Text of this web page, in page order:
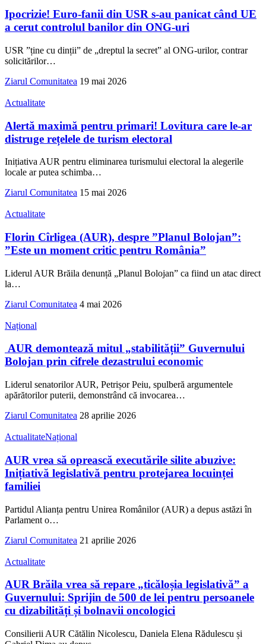
Ipocrizie! Euro-fanii din USR s-au panicat când UE
a cerut controlul banilor din ONG-uri
USR ”ține cu dinții” de „dreptul la secret” al ONG-urilor, contrar
solicitărilor…
Ziarul Comunitatea 19 mai 2026
Actualitate
Alertă maximă pentru primari! Lovitura care le-ar
distruge rețelele de turism electoral
Inițiativa AUR pentru eliminarea turismului electoral la alegerile
locale ar putea schimba…
Ziarul Comunitatea 15 mai 2026
Actualitate
Florin Cîrligea (AUR), despre ”Planul Bolojan”:
”Este un moment critic pentru România”
Liderul AUR Brăila denunță „Planul Bolojan” ca fiind un atac direct
la…
Ziarul Comunitatea 4 mai 2026
Național
AUR demontează mitul „stabilității” Guvernului
Bolojan prin cifrele dezastrului economic
Liderul senatorilor AUR, Petrișor Peiu, spulberă argumentele
apărătorilor puterii, demonstrând că invocarea…
Ziarul Comunitatea 28 aprilie 2026
ActualitateNațional
AUR vrea să oprească executările silite abuzive:
Inițiativă legislativă pentru protejarea locuinței
familiei
Partidul Alianța pentru Unirea Românilor (AUR) a depus astăzi în
Parlament o…
Ziarul Comunitatea 21 aprilie 2026
Actualitate
AUR Brăila vrea să repare „ticăloșia legislativă” a
Guvernului: Sprijin de 500 de lei pentru persoanele
cu dizabilități și bolnavii oncologici
Consilierii AUR Cătălin Nicolescu, Daniela Elena Rădulescu și